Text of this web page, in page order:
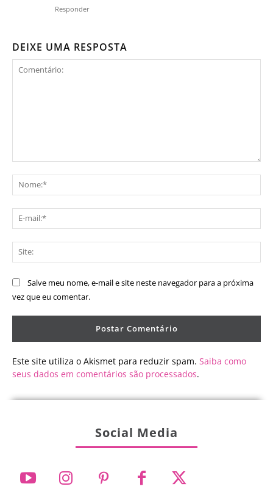
Responder
DEIXE UMA RESPOSTA
Salve meu nome, e-mail e site neste navegador para a próxima
vez que eu comentar.
Este site utiliza o Akismet para reduzir spam. Saiba como
seus dados em comentários são processados.
Social Media